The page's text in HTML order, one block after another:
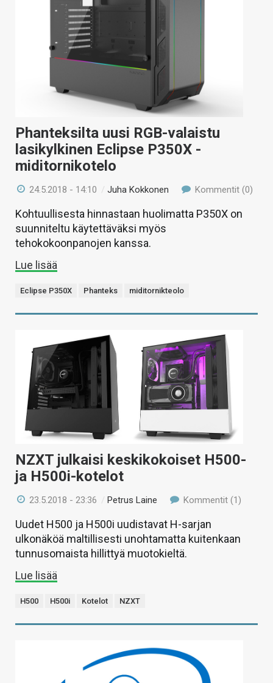
Phanteksilta uusi RGB-valaistu
lasikylkinen Eclipse P350X -
miditornikotelo
24.5.2018 - 14:10 /Juha Kokkonen Kommentit (0)
Kohtuullisesta hinnastaan huolimatta P350X on
suunniteltu käytettäväksi myös
tehokokoonpanojen kanssa.
Lue lisää
Eclipse P350X Phanteks miditornikteolo
NZXT julkaisi keskikokoiset H500-
ja H500i-kotelot
23.5.2018 - 23:36 /Petrus Laine Kommentit (1)
Uudet H500 ja H500i uudistavat H-sarjan
ulkonäköä maltillisesti unohtamatta kuitenkaan
tunnusomaista hillittyä muotokieltä.
Lue lisää
H500 H500i Kotelot NZXT